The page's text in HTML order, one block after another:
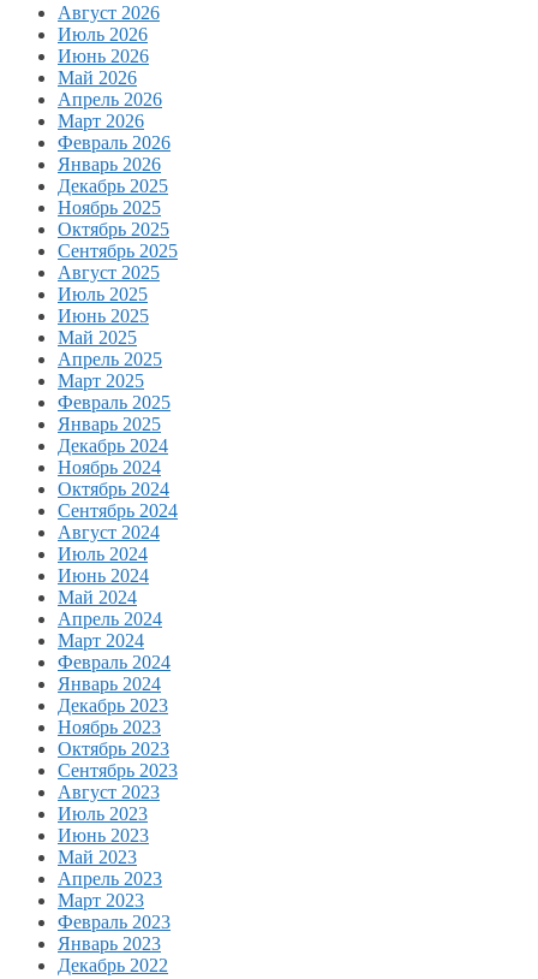
Август 2026
Июль 2026
Июнь 2026
Май 2026
Апрель 2026
Март 2026
Февраль 2026
Январь 2026
Декабрь 2025
Ноябрь 2025
Октябрь 2025
Сентябрь 2025
Август 2025
Июль 2025
Июнь 2025
Май 2025
Апрель 2025
Март 2025
Февраль 2025
Январь 2025
Декабрь 2024
Ноябрь 2024
Октябрь 2024
Сентябрь 2024
Август 2024
Июль 2024
Июнь 2024
Май 2024
Апрель 2024
Март 2024
Февраль 2024
Январь 2024
Декабрь 2023
Ноябрь 2023
Октябрь 2023
Сентябрь 2023
Август 2023
Июль 2023
Июнь 2023
Май 2023
Апрель 2023
Март 2023
Февраль 2023
Январь 2023
Декабрь 2022